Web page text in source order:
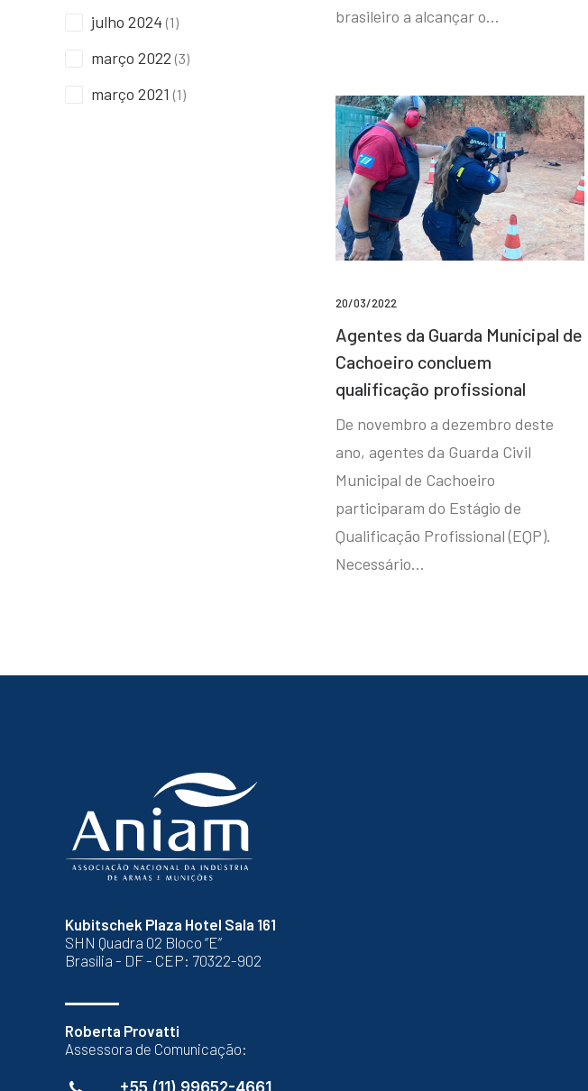
julho 2024 (1)
março 2022 (3)
março 2021 (1)
brasileiro a alcançar o…
20/03/2022
Agentes da Guarda Municipal de
Cachoeiro concluem
qualificação profissional
De novembro a dezembro deste
ano, agentes da Guarda Civil
Municipal de Cachoeiro
participaram do Estágio de
Qualificação Profissional (EQP).
Necessário…
Kubitschek Plaza Hotel Sala 161
SHN Quadra 02 Bloco “E”
Brasília - DF - CEP: 70322-902
Roberta Provatti
Assessora de Comunicação:
+55 (11) 99652-4661